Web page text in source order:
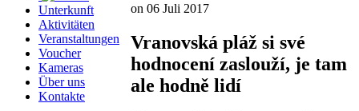
Unterkunft
Aktivitäten
Veranstaltungen
Voucher
Kameras
Über uns
Kontakte
on 06 Juli 2017
Vranovská pláž si své
hodnocení zaslouží, je tam
ale hodně lidí